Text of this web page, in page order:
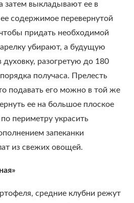
затем выкладывают ее в
содержимое перевернутой
придать необходимой
убирают, а будущую
разогретую до 180
получаса. Прелесть
подавать его можно в той же
ее на большое плоское
периметру украсить
запеканки
из свежих овощей.
средние клубни режут